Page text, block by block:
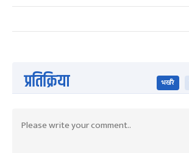
प्रतिक्रिया भर्खरै